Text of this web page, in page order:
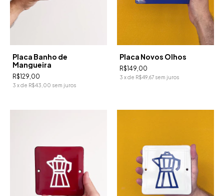
Placa Banho de
Mangueira
R$129,00
3 xde R$43,00 sem juros
Placa Novos Olhos
R$149,00
3 xde R$49,67 sem juros